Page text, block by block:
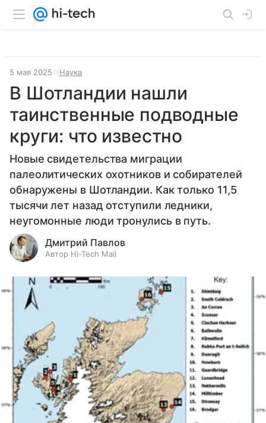
5 мая 2025 Наука
В Шотландии нашли
таинственные подводные
круги: что известно
Новые свидетельства миграции
палеолитических охотников и собирателей
обнаружены в Шотландии. Как только 11,5
тысячи лет назад отступили ледники,
неугомонные люди тронулись в путь.
Дмитрий Павлов
Автор Hi-Tech Mail